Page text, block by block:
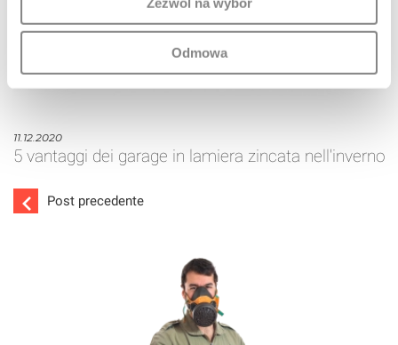
Odmowa
11.12.2020
5 vantaggi dei garage in lamiera zincata nell'inverno
Post precedente